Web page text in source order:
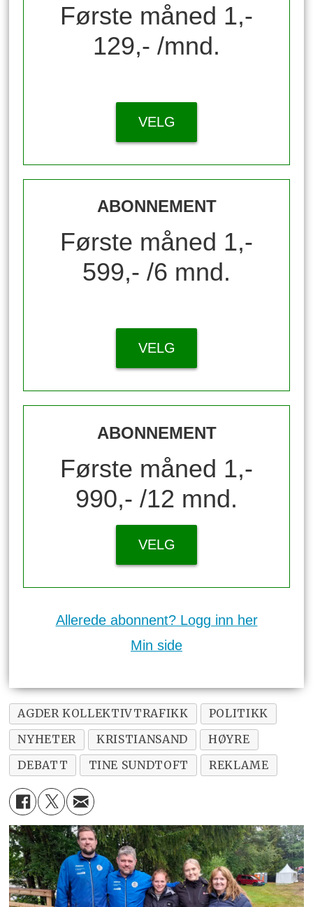
Første måned 1,-
129,- /mnd.
VELG
ABONNEMENT
Første måned 1,-
599,- /6 mnd.
VELG
ABONNEMENT
Første måned 1,-
990,- /12 mnd.
VELG
Allerede abonnent? Logg inn her
Min side
AGDER KOLLEKTIVTRAFIKK
POLITIKK
NYHETER
KRISTIANSAND
HØYRE
DEBATT
TINE SUNDTOFT REKLAME